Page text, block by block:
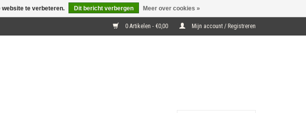
0 Artikelen - €0,00 Mijn account / Registreren
website te verbeteren. Dit bericht verbergen Meer over cookies »